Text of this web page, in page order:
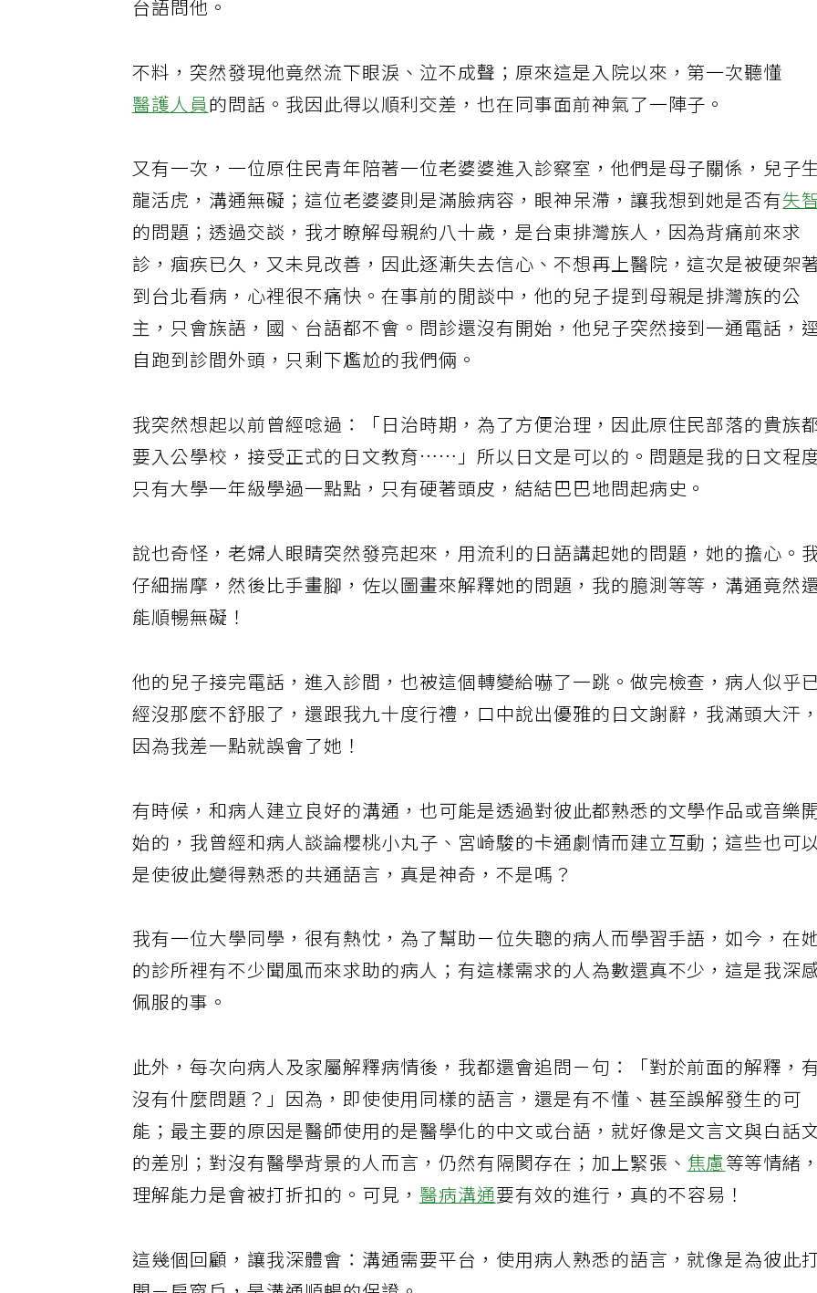
台語問他。
不料，突然發現他竟然流下眼淚、泣不成聲；原來這是入院以來，第一次聽懂
醫護人員的問話。我因此得以順利交差，也在同事面前神氣了一陣子。
又有一次，一位原住民青年陪著一位老婆婆進入診察室，他們是母子關係，兒子
龍活虎，溝通無礙；這位老婆婆則是滿臉病容，眼神呆滯，讓我想到她是否有失
的問題；透過交談，我才瞭解母親約八十歲，是台東排灣族人，因為背痛前來求
診，痼疾已久，又未見改善，因此逐漸失去信心、不想再上醫院，這次是被硬架
到台北看病，心裡很不痛快。在事前的閒談中，他的兒子提到母親是排灣族的公
主，只會族語，國、台語都不會。問診還沒有開始，他兒子突然接到一通電話，
自跑到診間外頭，只剩下尷尬的我們倆。
我突然想起以前曾經唸過：「日治時期，為了方便治理，因此原住民部落的貴族
要入公學校，接受正式的日文教育……」所以日文是可以的。問題是我的日文程
只有大學一年級學過一點點，只有硬著頭皮，結結巴巴地問起病史。
說也奇怪，老婦人眼睛突然發亮起來，用流利的日語講起她的問題，她的擔心。
仔細揣摩，然後比手畫腳，佐以圖畫來解釋她的問題，我的臆測等等，溝通竟然
能順暢無礙！
他的兒子接完電話，進入診間，也被這個轉變給嚇了一跳。做完檢查，病人似乎
經沒那麼不舒服了，還跟我九十度行禮，口中說出優雅的日文謝辭，我滿頭大汗
因為我差一點就誤會了她！
有時候，和病人建立良好的溝通，也可能是透過對彼此都熟悉的文學作品或音樂
始的，我曾經和病人談論櫻桃小丸子、宮崎駿的卡通劇情而建立互動；這些也可
是使彼此變得熟悉的共通語言，真是神奇，不是嗎？
我有一位大學同學，很有熱忱，為了幫助ㄧ位失聰的病人而學習手語，如今，在
的診所裡有不少聞風而來求助的病人；有這樣需求的人為數還真不少，這是我深
佩服的事。
此外，每次向病人及家屬解釋病情後，我都還會追問ㄧ句：「對於前面的解釋，
沒有什麼問題？」因為，即使使用同樣的語言，還是有不懂、甚至誤解發生的可
能；最主要的原因是醫師使用的是醫學化的中文或台語，就好像是文言文與白話
的差別；對沒有醫學背景的人而言，仍然有隔閡存在；加上緊張、焦慮 等等情緒
理解能力是會被打折扣的。可見，醫病溝通要有效的進行，真的不容易！
這幾個回顧，讓我深體會：溝通需要平台，使用病人熟悉的語言，就像是為彼此